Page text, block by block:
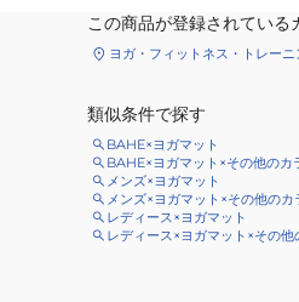
この商品が登録されている
ヨガ・フィットネス・トレーニ
類似条件で探す
BAHE×ヨガマット
BAHE×ヨガマット×その他のカ
メンズ×ヨガマット
メンズ×ヨガマット×その他のカ
レディース×ヨガマット
レディース×ヨガマット×その他